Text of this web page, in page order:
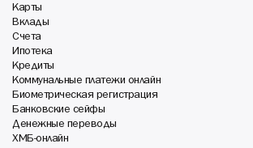
Карты
Вклады
Счета
Ипотека
Кредиты
Коммунальные платежи онлайн
Биометрическая регистрация
Банковские сейфы
Денежные переводы
ХМБ-онлайн